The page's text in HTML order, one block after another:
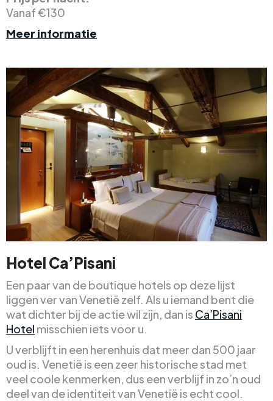
Vanaf €130
Meer informatie
Hotel Ca’Pisani
Een paar van de boutique hotels op deze lijst
liggen ver van Venetië zelf. Als u iemand bent die
wat dichter bij de actie wil zijn, dan is Ca’Pisani
Hotel misschien iets voor u.
U verblijft in een herenhuis dat meer dan 500 jaar
oud is. Venetië is een zeer historische stad met
veel coole kenmerken, dus een verblijf in zo’n oud
deel van de identiteit van Venetië is echt cool.